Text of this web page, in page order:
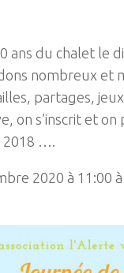
ans du chalet le
nombreux et
partages,
on s’inscrit et
….
2020 à 11:00 à